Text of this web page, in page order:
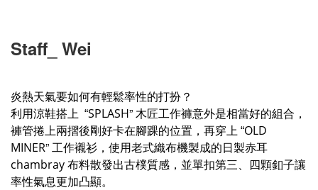
Staff_ Wei
炎熱天氣要如何有輕鬆率性的打扮？
利用涼鞋搭上 “SPLASH”木匠工作褲意外是相當好的組合，
褲管捲上兩摺後剛好卡在腳踝的位置，再穿上 “OLD
MINER”工作襯衫，使用老式織布機製成的日製赤耳
chambray 布料散發出古樸質感，並單扣第三、四顆釦子讓
率性氣息更加凸顯。